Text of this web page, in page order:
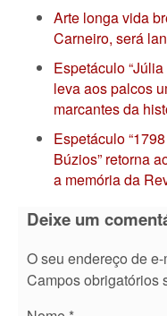
Arte longa vida
Carneiro, será
Espetáculo
leva aos palcos
marcantes da
Espetáculo
Búzios” retorna
a memória da
Deixe um
O seu endereço de
Campos obrigatórios